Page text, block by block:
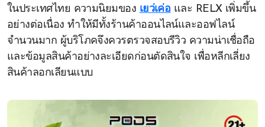
ในประเทศไทย ความนิยมของ เยว่เค่อ และ RELX เพิ่มขึ้น
อย่างต่อเนื่อง ทำให้มีทั้งร้านค้าออนไลน์และออฟไลน์
จำนวนมาก ผู้บริโภคจึงควรตรวจสอบรีวิว ความน่าเชื่อถือ
และข้อมูลสินค้าอย่างละเอียดก่อนตัดสินใจ เพื่อหลีกเลี่ยง
สินค้าลอกเลียนแบบ